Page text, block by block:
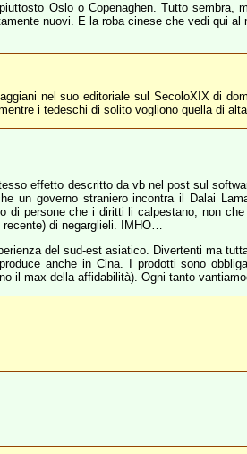
Oslo o Copenaghen. Tutto sembra,
nuovi. E la roba cinese che vedi qui al
nel suo editoriale sul SecoloXIX di
i tedeschi di solito vogliono quella di alta
effetto descritto da vb nel post sul
un governo straniero incontra il Dalai
di persone che i diritti li calpestano, non
recente) di negarglieli. IMHO…
del sud-est asiatico. Divertenti ma
anche in Cina. I prodotti sono
il max della affidabilità). Ogni tanto